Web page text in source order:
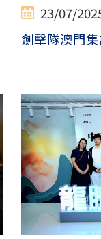
23/07/
劍擊隊澳門